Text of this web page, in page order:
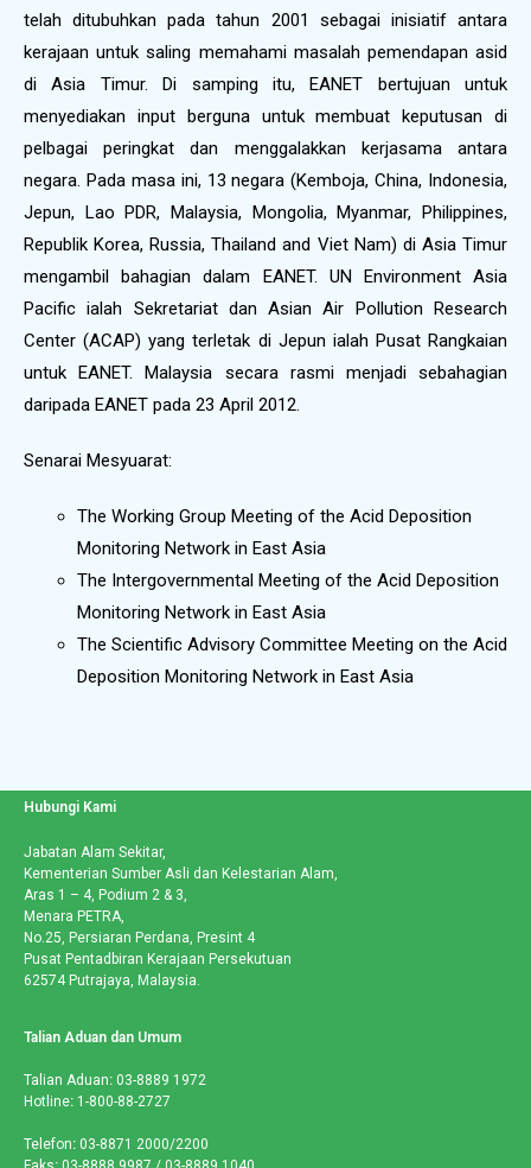
telah ditubuhkan pada tahun 2001 sebagai inisiatif antara
kerajaan untuk saling memahami masalah pemendapan asid
di Asia Timur. Di samping itu, EANET bertujuan untuk
menyediakan input berguna untuk membuat keputusan di
pelbagai peringkat dan menggalakkan kerjasama antara
negara. Pada masa ini, 13 negara (Kemboja, China, Indonesia,
Jepun, Lao PDR, Malaysia, Mongolia, Myanmar, Philippines,
Republik Korea, Russia, Thailand and Viet Nam) di Asia Timur
mengambil bahagian dalam EANET. UN Environment Asia
Pacific ialah Sekretariat dan Asian Air Pollution Research
Center (ACAP) yang terletak di Jepun ialah Pusat Rangkaian
untuk EANET. Malaysia secara rasmi menjadi sebahagian
daripada EANET pada 23 April 2012.
Senarai Mesyuarat:
The Working Group Meeting of the Acid Deposition
Monitoring Network in East Asia
The Intergovernmental Meeting of the Acid Deposition
Monitoring Network in East Asia
The Scientific Advisory Committee Meeting on the Acid
Deposition Monitoring Network in East Asia
Hubungi Kami
Jabatan Alam Sekitar,
Kementerian Sumber Asli dan Kelestarian Alam,
Aras 1 – 4, Podium 2 & 3,
Menara PETRA,
No.25, Persiaran Perdana, Presint 4
Pusat Pentadbiran Kerajaan Persekutuan
62574 Putrajaya, Malaysia.
Talian Aduan dan Umum
Talian Aduan: 03-8889 1972
Hotline: 1-800-88-2727
Telefon: 03-8871 2000/2200